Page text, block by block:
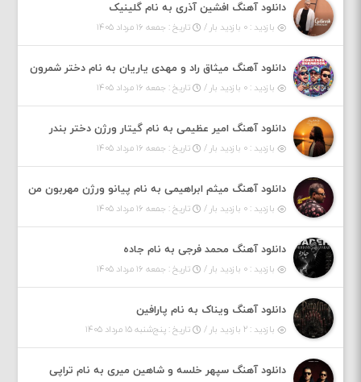
دانلود آهنگ افشین آذری به نام گلینیک
بازدید : ۰ بازدید بار / تاریخ : جمعه ۱۶ مرداد ۱۴۰۵
دانلود آهنگ میثاق راد و مهدی یاریان به نام دختر شمرون
بازدید : ۰ بازدید بار / تاریخ : جمعه ۱۶ مرداد ۱۴۰۵
دانلود آهنگ امیر عظیمی به نام گیتار ورژن دختر بندر
بازدید : ۰ بازدید بار / تاریخ : جمعه ۱۶ مرداد ۱۴۰۵
دانلود آهنگ میثم ابراهیمی به نام پیانو ورژن مهربون من
بازدید : ۰ بازدید بار / تاریخ : جمعه ۱۶ مرداد ۱۴۰۵
دانلود آهنگ محمد فرجی به نام جاده
بازدید : ۰ بازدید بار / تاریخ : جمعه ۱۶ مرداد ۱۴۰۵
دانلود آهنگ ویناک به نام پارافین
بازدید : ۲ بازدید بار / تاریخ : پنج‌شنبه ۱۵ مرداد ۱۴۰۵
دانلود آهنگ سپهر خلسه و شاهین میری به نام تراپی